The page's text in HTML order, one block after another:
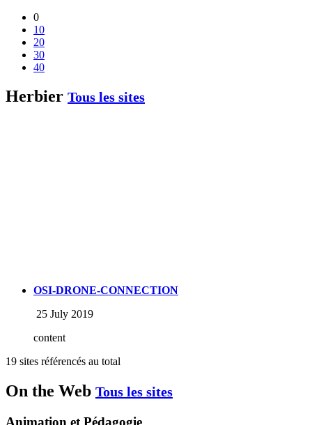
0
10
20
30
40
Herbier Tous les sites
OSI-DRONE-CONNECTION
25 July 2019
content
19 sites référencés au total
On the Web Tous les sites
Animation et Pédagogie